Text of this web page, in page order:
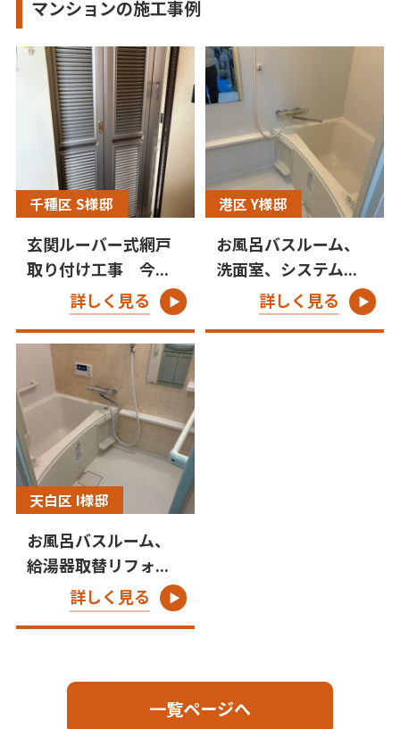
マンションの施工事例
千種区 S様邸
玄関ルーバー式網戸
取り付け工事 今...
詳しく見る
港区 Y様邸
お風呂バスルーム、
洗面室、システム...
詳しく見る
天白区 I様邸
お風呂バスルーム、
給湯器取替リフォ...
詳しく見る
一覧ページへ